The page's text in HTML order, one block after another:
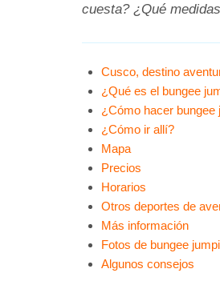
cuesta? ¿Qué
Cusco, destino
¿Qué es el bungee
¿Cómo hacer bungee
¿Cómo ir allí?
Mapa
Precios
Horarios
Otros deportes de
Más información
Fotos de bungee
Algunos consejos